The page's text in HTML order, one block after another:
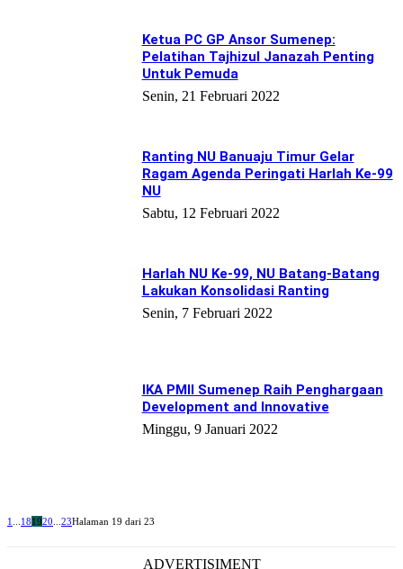
Ketua PC GP Ansor Sumenep:
Pelatihan Tajhizul Janazah Penting
Untuk Pemuda
Senin, 21 Februari 2022
Ranting NU Banuaju Timur Gelar
Ragam Agenda Peringati Harlah Ke-99
NU
Sabtu, 12 Februari 2022
Harlah NU Ke-99, NU Batang-Batang
Lakukan Konsolidasi Ranting
Senin, 7 Februari 2022
IKA PMII Sumenep Raih Penghargaan
Development and Innovative
Minggu, 9 Januari 2022
1 181920 23Halaman 19 dari 23
ADVERTISIMENT